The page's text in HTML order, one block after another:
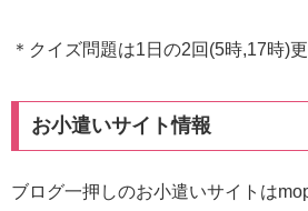
＊クイズ問題は1日の2回(5時,17時)
お小遣いサイト情報
ブログ一押しのお小遣いサイトは